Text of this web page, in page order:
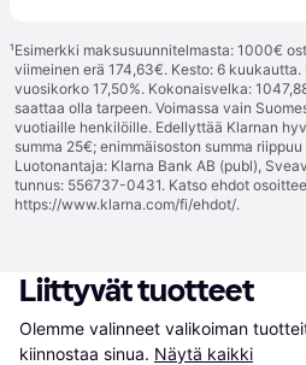
¹Esimerkki maksusuunnitelmasta: 1000€
viimeinen erä 174,63€. Kesto: 6
vuosikorko 17,50%. Kokonaisvelka:
saattaa olla tarpeen. Voimassa vain
vuotiaille henkilöille. Edellyttää Klarnan
summa 25€; enimmäisoston summa
Luotonantaja: Klarna Bank AB (publ),
tunnus: 556737-0431. Katso ehdot
https://www.klarna.com/fi/ehdot/.
Liittyvät tuotteet
Olemme valinneet valikoiman
kiinnostaa sinua. Näytä kaikki